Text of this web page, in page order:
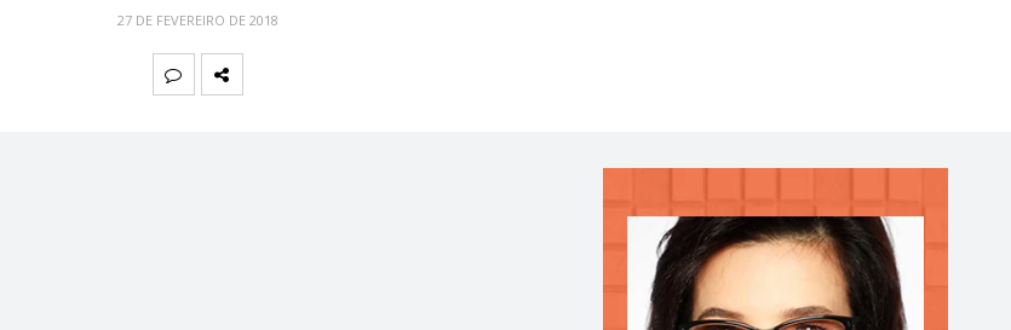
27 DE FEVEREIRO DE 2018